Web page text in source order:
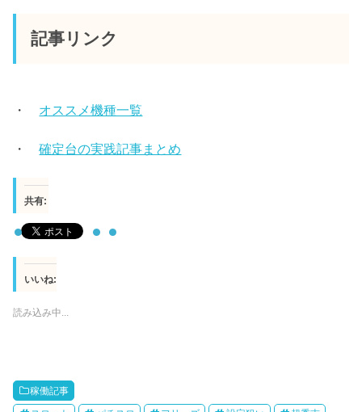
記事リンク
・ オススメ機種一覧
・確定台の実践記事まとめ
共有:
いいね:
読み込み中...
稼働記事